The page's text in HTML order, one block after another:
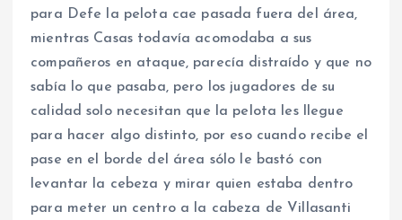
para Defe la pelota cae pasada fuera del área,
mientras Casas todavía acomodaba a sus
compañeros en ataque, parecía distraído y que no
sabía lo que pasaba, pero los jugadores de su
calidad solo necesitan que la pelota les llegue
para hacer algo distinto, por eso cuando recibe el
pase en el borde del área sólo le bastó con
levantar la cebeza y mirar quien estaba dentro
para meter un centro a la cabeza de Villasanti